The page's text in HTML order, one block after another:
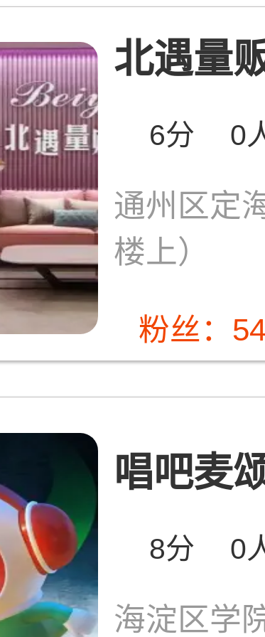
北遇量
6分 0
通州区定
楼上）
粉丝：
唱吧麦
8分 0
海淀区学